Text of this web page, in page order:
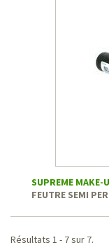
SUPREME MAKE-
FEUTRE SEMI
Résultats 1 - 7 sur 7.